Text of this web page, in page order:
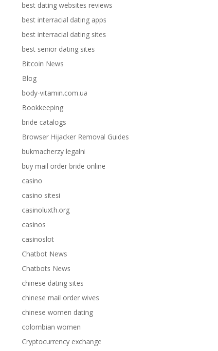
best dating websites reviews
best interracial dating apps
best interracial dating sites
best senior dating sites
Bitcoin News
Blog
body-vitamin.com.ua
Bookkeeping
bride catalogs
Browser Hijacker Removal Guides
bukmacherzy legalni
buy mail order bride online
casino
casino sitesi
casinoluxth.org
casinos
casinoslot
Chatbot News
Chatbots News
chinese dating sites
chinese mail order wives
chinese women dating
colombian women
Cryptocurrency exchange